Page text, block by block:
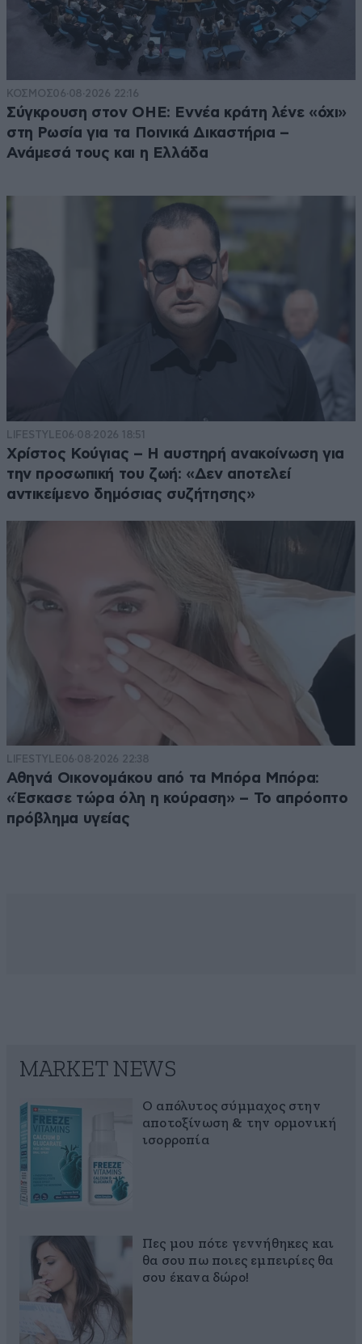
ΚΟΣΜΟΣ06·08·2026 22:16
Σύγκρουση στον ΟΗΕ: Εννέα κράτη λένε «όχι»
στη Ρωσία για τα Ποινικά Δικαστήρια –
Ανάμεσά τους και η Ελλάδα
LIFESTYLE06·08·2026 18:51
Χρίστος Κούγιας – Η αυστηρή ανακοίνωση για
την προσωπική του ζωή: «Δεν αποτελεί
αντικείμενο δημόσιας συζήτησης»
LIFESTYLE06·08·2026 22:38
Αθηνά Οικονομάκου από τα Μπόρα Μπόρα:
«Έσκασε τώρα όλη η κούραση» – Το απρόοπτο
πρόβλημα υγείας
MARKET NEWS
Ο απόλυτος σύμμαχος στην
αποτοξίνωση & την ορμονική
ισορροπία
Πες μου πότε γεννήθηκες και
θα σου πω ποιες εμπειρίες θα
σου έκανα δώρο!